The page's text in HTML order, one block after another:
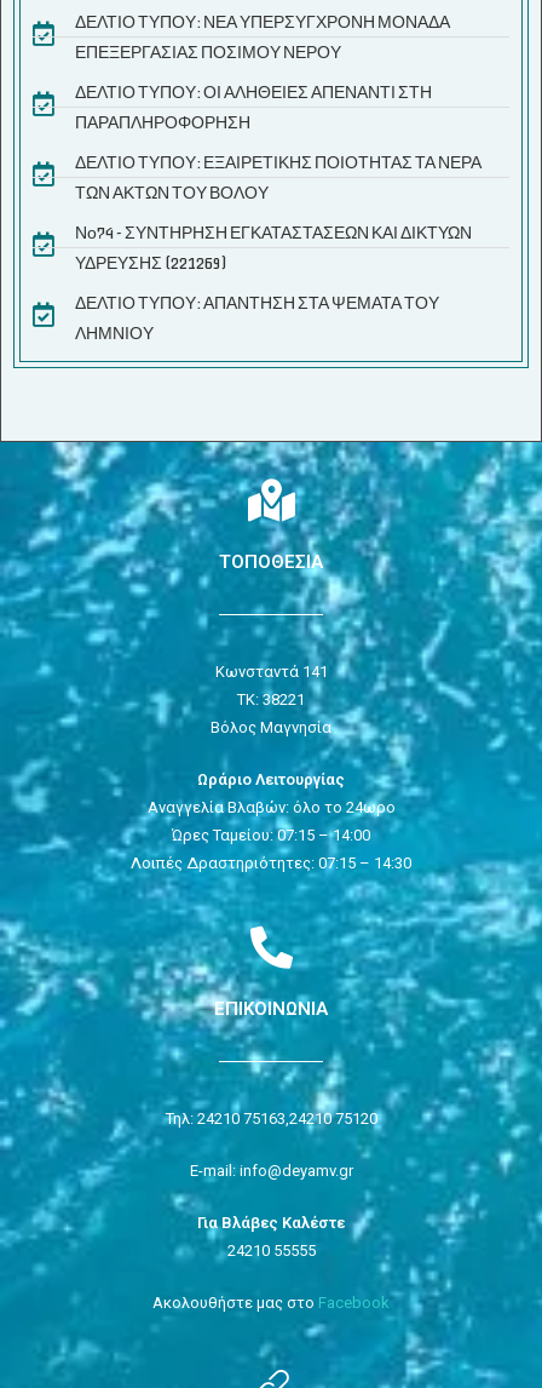
ΔΕΛΤΙΟ ΤΥΠΟΥ: ΝΕΑ ΥΠΕΡΣΥΓΧΡΟΝΗ ΜΟΝΑΔΑ
ΕΠΕΞΕΡΓΑΣΙΑΣ ΠΟΣΙΜΟΥ ΝΕΡΟΥ
ΔΕΛΤΙΟ ΤΥΠΟΥ: ΟΙ ΑΛΗΘΕΙΕΣ ΑΠΕΝΑΝΤΙ ΣΤΗ
ΠΑΡΑΠΛΗΡΟΦΟΡΗΣΗ
ΔΕΛΤΙΟ ΤΥΠΟΥ: ΕΞΑΙΡΕΤΙΚΗΣ ΠΟΙΟΤΗΤΑΣ ΤΑ ΝΕΡΑ
ΤΩΝ ΑΚΤΩΝ ΤΟΥ ΒΟΛΟΥ
Νο74 - ΣΥΝΤΗΡΗΣΗ ΕΓΚΑΤΑΣΤΑΣΕΩΝ ΚΑΙ ΔΙΚΤΥΩΝ
ΥΔΡΕΥΣΗΣ (221269)
ΔΕΛΤΙΟ ΤΥΠΟΥ: ΑΠΑΝΤΗΣΗ ΣΤΑ ΨΕΜΑΤΑ ΤΟΥ
ΛΗΜΝΙΟΥ
ΤΟΠΟΘΕΣΙΑ
Κωνσταντά 141
ΤΚ: 38221
Βόλος Μαγνησία
Ωράριο Λειτουργίας
Αναγγελία Βλαβών: όλο το 24ωρο
Ώρες Ταμείου: 07:15 – 14:00
Λοιπές Δραστηριότητες: 07:15 – 14:30
ΕΠΙΚΟΙΝΩΝΙΑ
Τηλ: 24210 75163, 24210 75120
E-mail: info@deyamv.gr
Για Βλάβες Καλέστε
24210 55555
Ακολουθήστε μας στο Facebook